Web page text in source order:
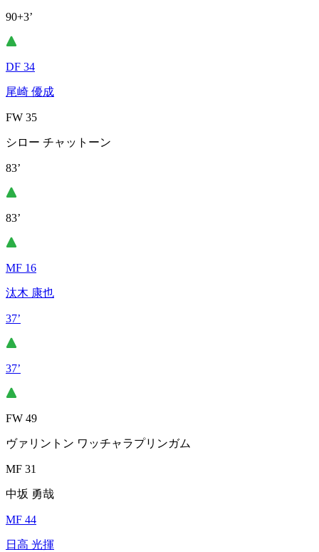
90+3’
DF 34
尾崎 優成
FW 35
シロー チャットーン
83’
83’
MF 16
汰木 康也
37’
37’
FW 49
ヴァリントン ワッチャラプリンガム
MF 31
中坂 勇哉
MF 44
日高 光揮